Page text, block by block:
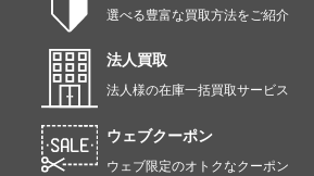
選べる豊富な買取方法をご紹介
法人買取
法人様の在庫一括買取サービス
ウェブクーポン
ウェブ限定のオトクなクーポン